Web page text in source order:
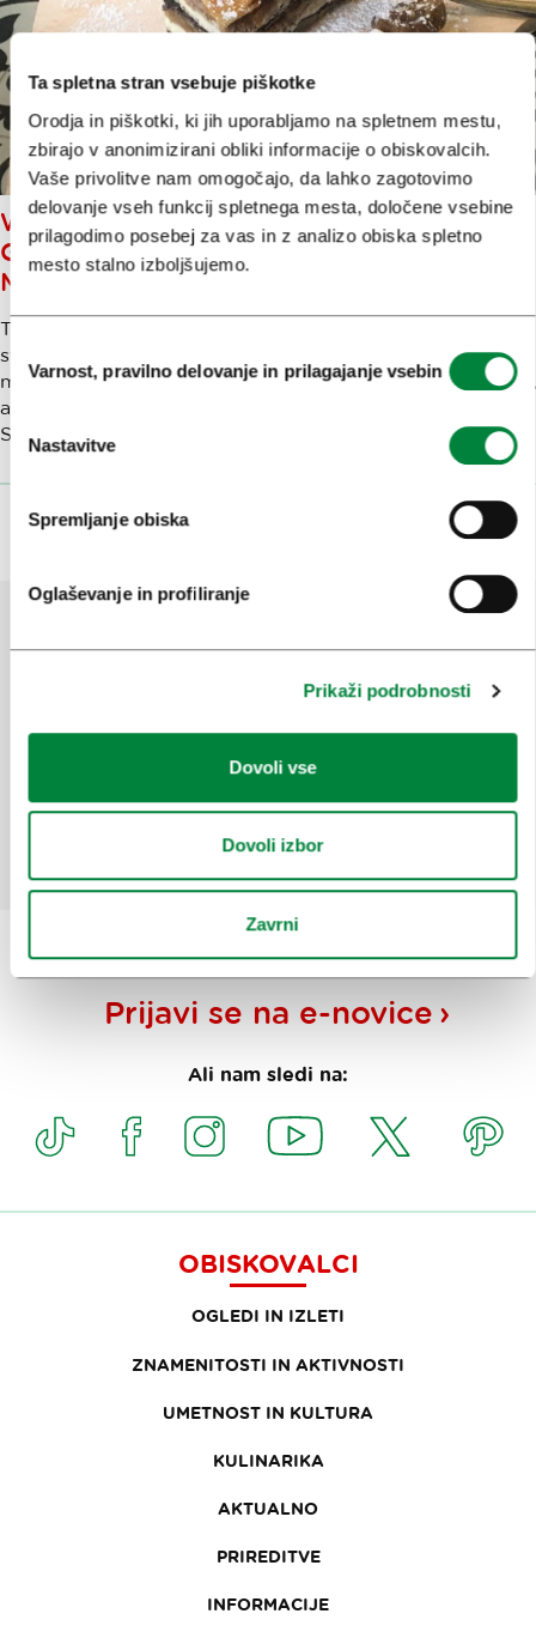
Ta spletna stran vsebuje piškotke
Orodja in piškotki, ki jih uporabljamo na spletnem mestu,
zbirajo v anonimizirani obliki informacije o obiskovalcih.
Vaše privolitve nam omogočajo, da lahko zagotovimo
delovanje vseh funkcij spletnega mesta, določene vsebine
prilagodimo posebej za vas in z analizo obiska spletno
mesto stalno izboljšujemo.
soglasja
Varnost, pravilno delovanje in prilagajanje vsebin
Nastavitve
Spremljanje obiska
Oglaševanje in profiliranje
Prikaži podrobnosti
Dovoli vse
Dovoli izbor
Zavrni
WHAT IS 'PREKMURSKA
GIBANICA' CAKE AND WHAT
MAKES IT SO SPECIAL?
The first dilemma is its name. Is it better to say layered
strudel, cake or a pie? Actually, it doesn’t matter so
much. It is an interesting combination of cake and pastry,
and we can say it is one of the most famous and popular
Slovenian desserts.
Prijavi se na e-novice
Ali nam sledi na:
OBISKOVALCI
OGLEDI IN IZLETI
ZNAMENITOSTI IN AKTIVNOSTI
UMETNOST IN KULTURA
KULINARIKA
AKTUALNO
PRIREDITVE
INFORMACIJE